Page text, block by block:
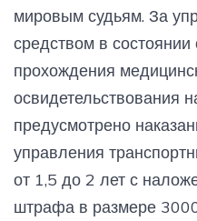
мировым судьям. За
средством в состоянии
прохождения
освидетельствования
предусмотрено
управления
от 1,5 до 2 лет с
штрафа в размере